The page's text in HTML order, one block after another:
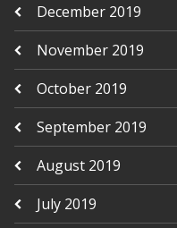
December 2019
November 2019
October 2019
September 2019
August 2019
July 2019